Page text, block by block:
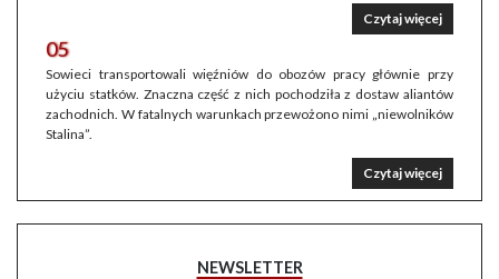
Czytaj więcej
05
Sowieci transportowali więźniów do obozów pracy głównie przy
użyciu statków. Znaczna część z nich pochodziła z dostaw aliantów
zachodnich. W fatalnych warunkach przewożono nimi „niewolników
Stalina”.
Czytaj więcej
NEWSLETTER